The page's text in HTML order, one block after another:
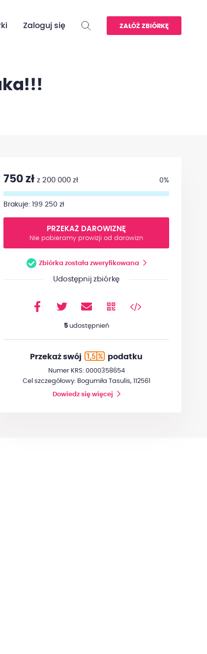
Zaloguj się ZAŁÓŻ ZBIÓRKĘ
750 złz 200 000 zł 0%
Brakuje: 199 250 zł
PRZEKAŻ DAROWIZNĘ
Nie pobieramy prowizji od darowizn
Zbiórka została zweryfikowana
Udostępnij zbiórkę
5udostępnień
Przekaż swój podatku
Numer KRS: 0000358654
Cel szczegółowy: Bogumiła Tasulis, 112561
Dowiedz się więcej